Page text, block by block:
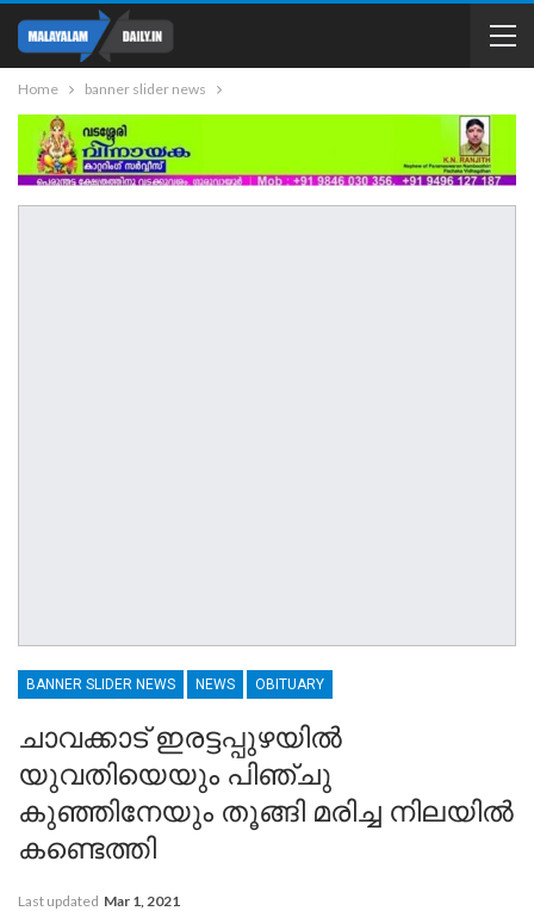
Home banner slider news
BANNER SLIDER NEWS NEWS OBITUARY
ചാവക്കാട് ഇരട്ടപ്പുഴയിൽ
യുവതിയെയും പിഞ്ചു
കുഞ്ഞിനേയും തൂങ്ങി മരിച്ച നിലയിൽ
കണ്ടെത്തി
Last updated Mar 1, 2021